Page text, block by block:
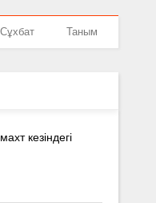
Сұхбат Таным
кезіндегі